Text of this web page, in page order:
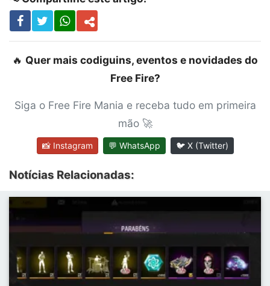
🔥 Quer mais codiguins, eventos e novidades do
Free Fire?
Siga o Free Fire Mania e receba tudo em primeira
mão 🚀
📸 Instagram 💬 WhatsApp 🐦 X (Twitter)
Notícias Relacionadas: